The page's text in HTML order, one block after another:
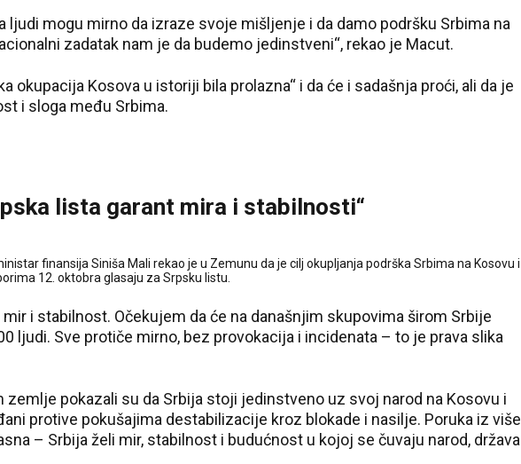
ljudi mogu mirno da izraze svoje mišljenje i da damo podršku Srbima na
zadatak nam je da budemo jedinstveni“, rekao je Macut.
okupacija Kosova u istoriji bila prolazna“ i da će i sadašnja proći, ali da je
i sloga među Srbima.
lista garant mira i stabilnosti“
finansija Siniša Mali rekao je u Zemunu da je cilj okupljanja podrška Srbima na Kosovu i
12. oktobra glasaju za Srpsku listu.
mir i stabilnost. Očekujem da će na današnjim skupovima širom Srbije
ljudi. Sve protiče mirno, bez provokacija i incidenata – to je prava slika
zemlje pokazali su da Srbija stoji jedinstveno uz svoj narod na Kosovu i
protive pokušajima destabilizacije kroz blokade i nasilje. Poruka iz više
– Srbija želi mir, stabilnost i budućnost u kojoj se čuvaju narod, država